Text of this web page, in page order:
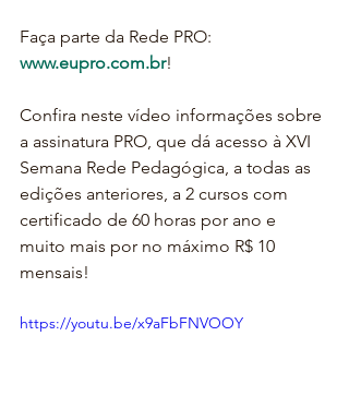
Faça parte da Rede PRO:
www.eupro.com.br!
Confira neste vídeo informações sobre
a assinatura PRO, que dá acesso à XVI
Semana Rede Pedagógica, a todas as
edições anteriores, a 2 cursos com
certificado de 60 horas por ano e
muito mais por no máximo R$ 10
mensais!
https://youtu.be/x9aFbFNVOOY